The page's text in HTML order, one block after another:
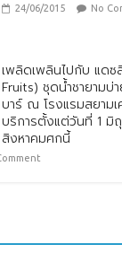
24/06/2015 No
เพลิดเพลินไปกับ แด
Fruits) ชุดน้ำชายามบ่
บาร์ ณ โรงแรมสยาม
บริการตั้งแต่วันที่ 1 มิ
สิงหาคมศกนี้